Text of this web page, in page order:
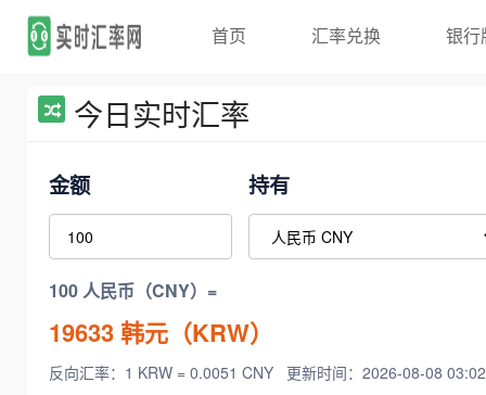
首页 汇率兑换 银行
今日实时汇率
金额 持有
100 人民币（CNY）=
19633韩元（KRW）
反向汇率：1 KRW = 0.0051 CNY 更新时间：2026-08-08